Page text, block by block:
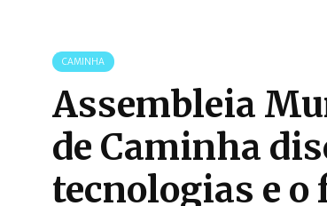
CAMINHA
Assembleia
de Caminha
tecnologias e o